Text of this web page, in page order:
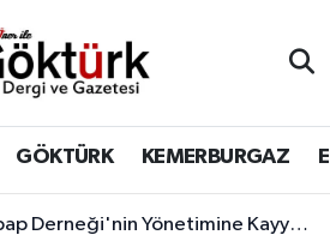
GÖKTÜRK KEMERBURGAZ
Derneği'nin Yönetimine Kayyum Atandı
Durumu
Yoğunluk Haritası
ve Fikstür